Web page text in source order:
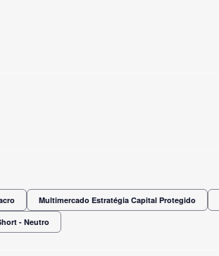
Multimercado Estratégia Capital Protegido
- Neutro